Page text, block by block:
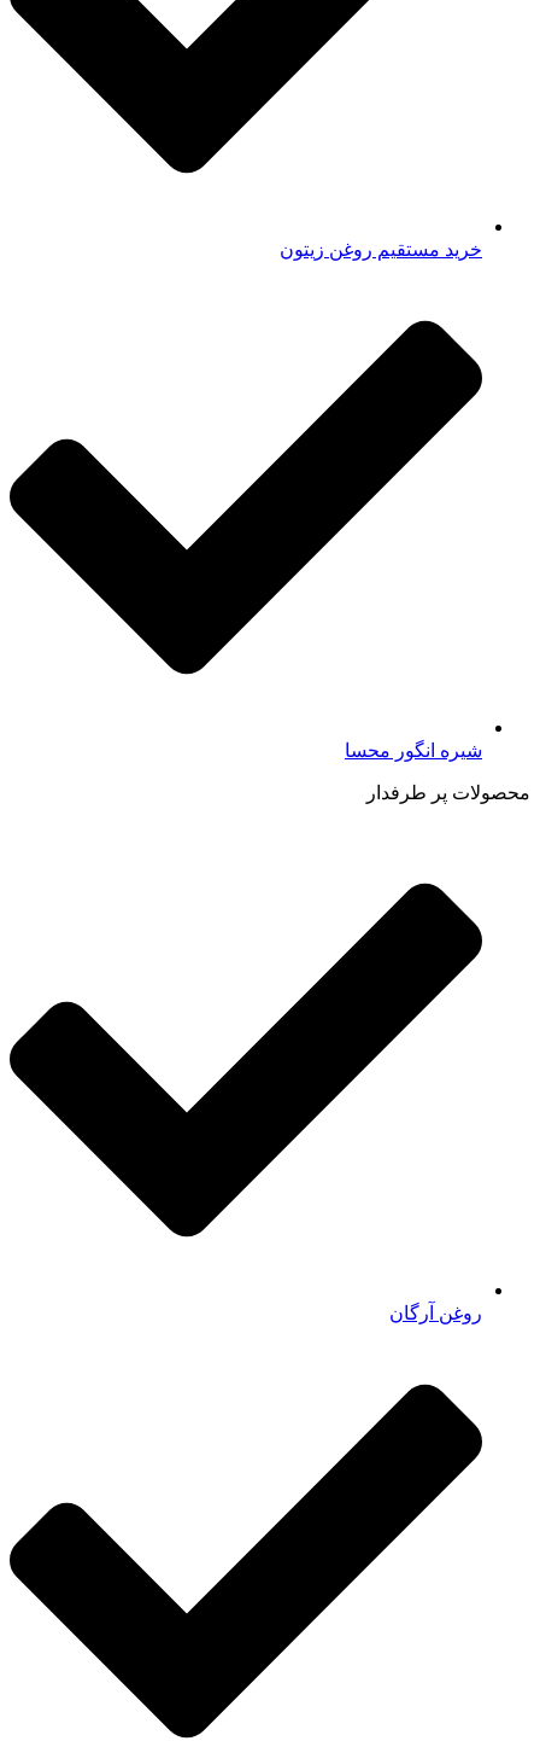
خرید مستقیم روغن زیتون
شیره انگور محسا
محصولات پر طرفدار
روغن آرگان